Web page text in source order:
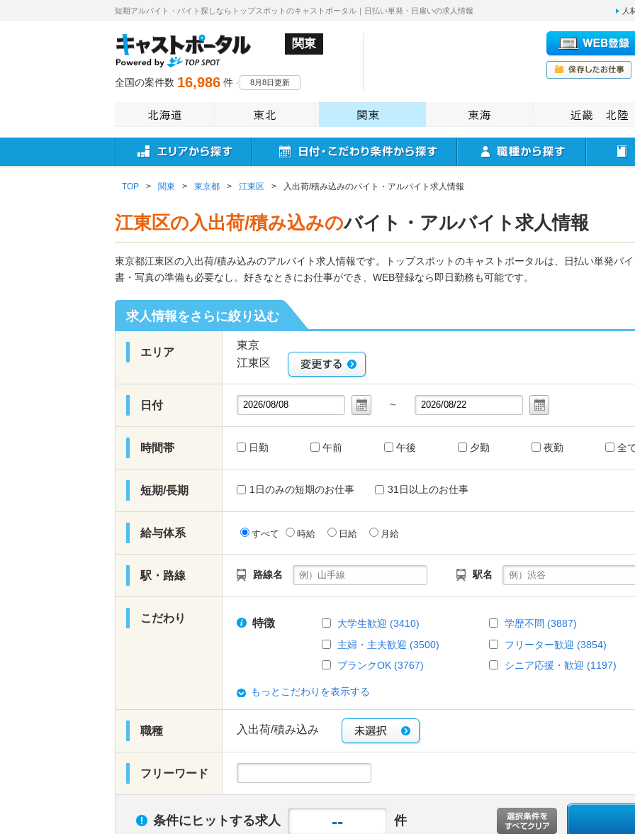
短期アルバイト・バイト探しならトップスポットのキャストポータル｜日払い単発・日雇いの求人情報 人
関東
全国の案件数 16,986 件 8月8日更新
TOP > 関東 > 東京都 > 江東区 > 入出荷/積み込みのバイト・アルバイト求人情報
江東区の入出荷/積み込みのバイト・アルバイト求人情報
東京都江東区の入出荷/積み込みのアルバイト求人情報です。トップスポットのキャストポータルは、日払い単発バ
書・写真の準備も必要なし。好きなときにお仕事ができ、WEB登録なら即日勤務も可能です。
求人情報をさらに絞り込む
エリア
東京
江東区
日付 ～
時間帯 日勤 午前 午後 夕勤 夜勤 全
短期/長期 1日のみの短期のお仕事 31日以上のお仕事
給与体系 すべて 時給 日給 月給
駅・路線 路線名 駅名
こだわり 特徴 大学生歓迎 (3410) 学歴不問 (3887)
主婦・主夫歓迎 (3500)
フリーター歓迎 (3854)
ブランクOK (3767)
シニア応援・歓迎 (1197)
もっとこだわりを表示する
職種 入出荷/積み込み
フリーワード
条件にヒットする求人 -- 件